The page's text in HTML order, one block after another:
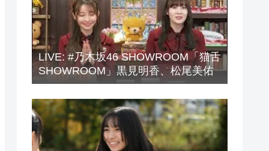
LIVE: #乃木坂46 SHOWROOM「猫舌
SHOWROOM」黒見明香、松尾美佑